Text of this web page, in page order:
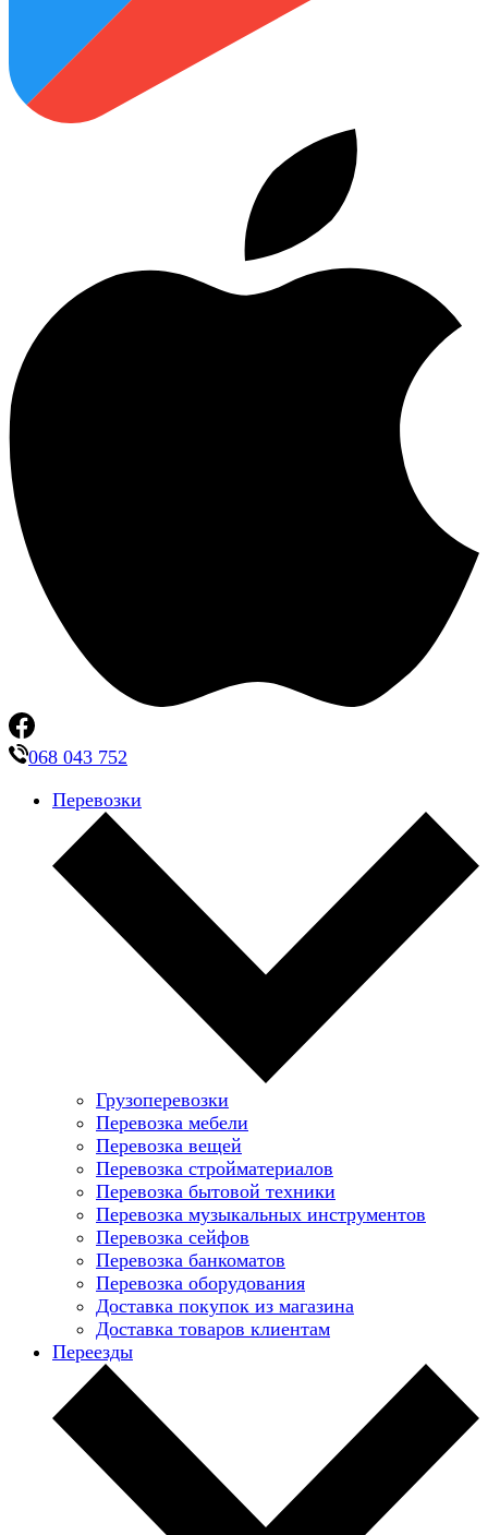
068 043 752
Перевозки
Грузоперевозки
Перевозка мебели
Перевозка вещей
Перевозка стройматериалов
Перевозка бытовой техники
Перевозка музыкальных инструментов
Перевозка сейфов
Перевозка банкоматов
Перевозка оборудования
Доставка покупок из магазина
Доставка товаров клиентам
Переезды